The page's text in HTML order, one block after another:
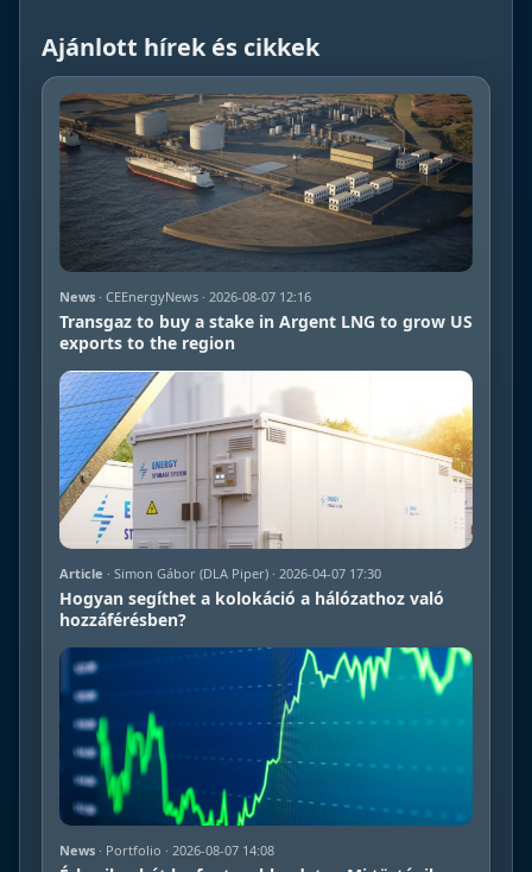
Ajánlott hírek és cikkek
News · CEEnergyNews · 2026-08-07 12:16
Transgaz to buy a stake in Argent LNG to grow US
exports to the region
Article · Simon Gábor (DLA Piper) · 2026-04-07 17:30
Hogyan segíthet a kolokáció a hálózathoz való
hozzáférésben?
News · Portfolio · 2026-08-07 14:08